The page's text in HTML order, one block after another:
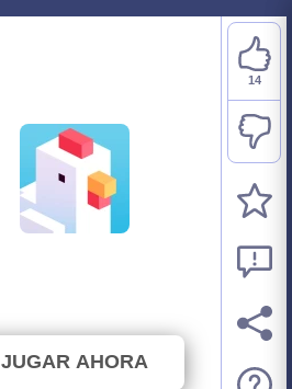
JUGAR AHORA
14